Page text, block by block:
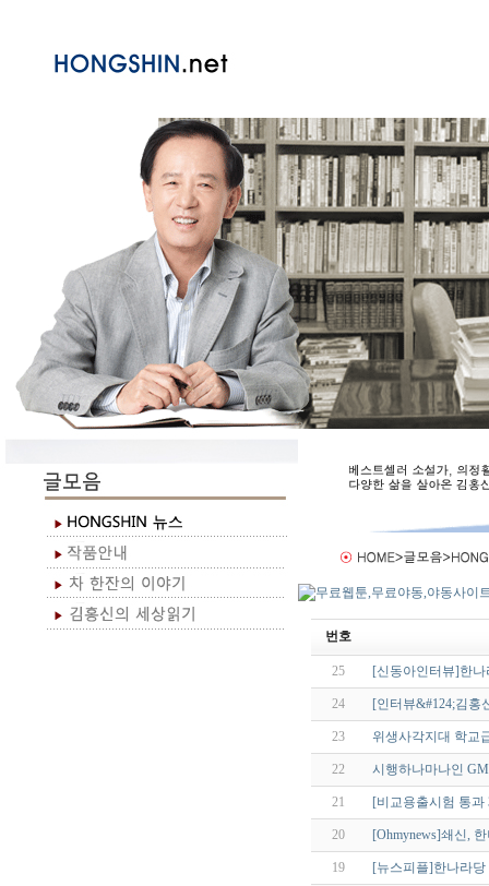
번호
25 [신동아인터뷰]한
24 [인터뷰&#124;김
23 위생사각지대 학교
22 시행하나마나인
21 [비교용출시험 통
20 [Ohmynews]쇄신,
19 [뉴스피플]한나라